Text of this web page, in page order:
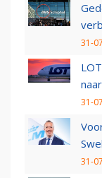
31-
31-
31-